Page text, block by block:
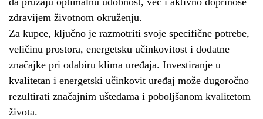
zdravijem životnom okruženju.
Za kupce, ključno je razmotriti svoje specifične potrebe,
veličinu prostora, energetsku učinkovitost i dodatne
značajke pri odabiru klima uređaja. Investiranje u
kvalitetan i energetski učinkovit uređaj može dugoročno
rezultirati značajnim uštedama i poboljšanom kvalitetom
života.